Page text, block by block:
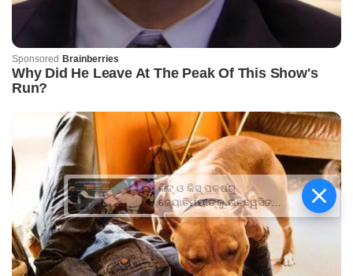
କିଟ୍‍ ଓ କିସ୍‍ ପକ୍ଷରୁ
ଜ୍ୟୋତିର୍ମୟୀଙ୍କୁ ଉଚ୍ଛ୍ୱସିତ
ସମ୍ବର୍ଦ୍ଧନା; ୫ଲକ୍ଷ ଟଙ୍କାର
ପ୍ରୋତ୍ସାହନ ରାଶି ପ୍ରଦାନ